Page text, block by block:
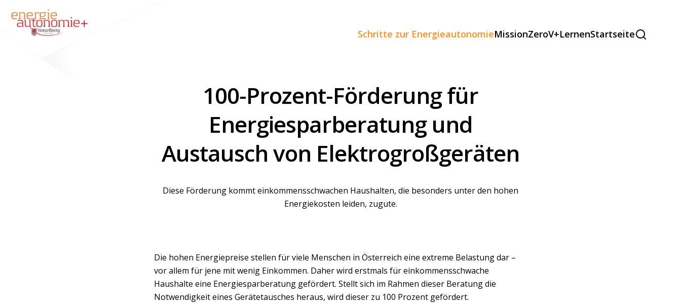
Schritte zur EnergieautonomieMissionZeroV+LernenStartseite
100-Prozent-Förderung für
Energiesparberatung und
Austausch von Elektrogroßgeräten
Diese Förderung kommt einkommensschwachen Haushalten, die besonders unter den hohen
Energiekosten leiden, zugute.
Die hohen Energiepreise stellen für viele Menschen in Österreich eine extreme Belastung dar –
vor allem für jene mit wenig Einkommen. Daher wird erstmals für einkommensschwache
Haushalte eine Energiesparberatung gefördert. Stellt sich im Rahmen dieser Beratung die
Notwendigkeit eines Gerätetausches heraus, wird dieser zu 100 Prozent gefördert.